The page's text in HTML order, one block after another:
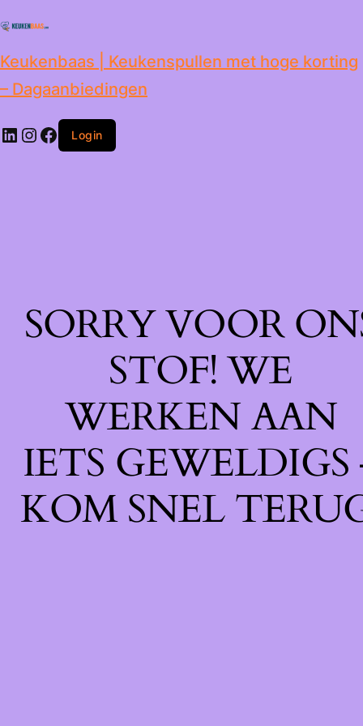
inhoud
Keukenbaas | Keukenspullen met hoge korting
– Dagaanbiedingen
Login
SORRY VOOR
STOF! WE
WERKEN AAN
IETS GEWELDIGS
KOM SNEL